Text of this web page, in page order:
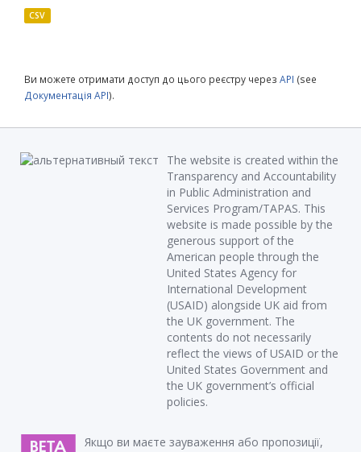
CSV
Ви можете отримати доступ до цього реєстру через API (see
Документація API).
The website is created within the
Transparency and Accountability
in Public Administration and
Services Program/TAPAS. This
website is made possible by the
generous support of the
American people through the
United States Agency for
International Development
(USAID) alongside UK aid from
the UK government. The
contents do not necessarily
reflect the views of USAID or the
United States Government and
the UK government’s official
policies.
Якщо ви маєте зауваження або пропозиції,